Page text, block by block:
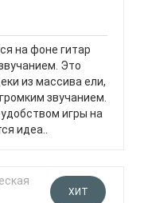
на фоне гитар
Это
из массива ели,
звучанием.
игры на
идеа..
ХИТ